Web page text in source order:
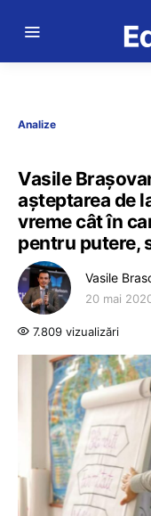
Analize
Vasile
așteptarea de
vreme cât în
pentru putere,
Vasile
20 mai
7.809 vizualizări